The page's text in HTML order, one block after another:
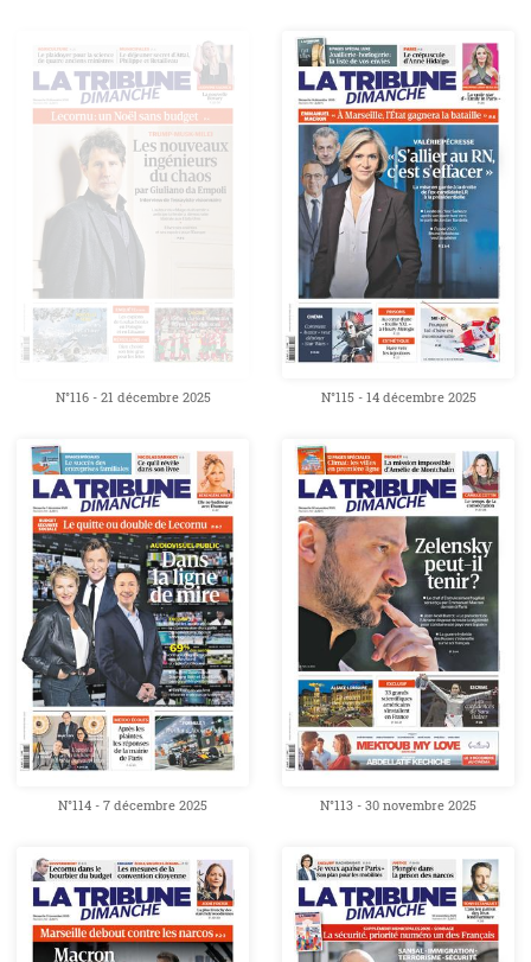
N°116 - 21 décembre 2025 N°115 - 14 décembre 2025
N°114 - 7 décembre 2025 N°113 - 30 novembre 2025